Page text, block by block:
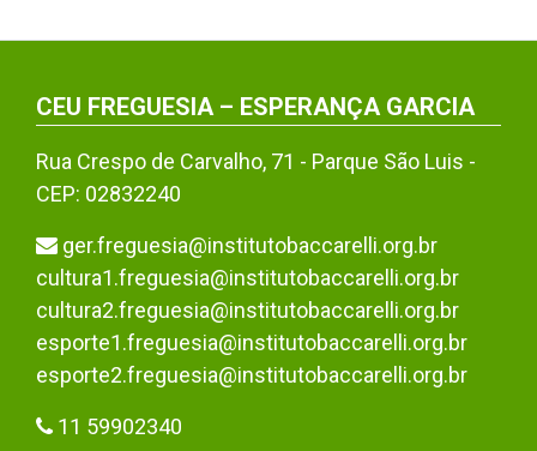
CEU FREGUESIA – ESPERANÇA GARCIA
Rua Crespo de Carvalho, 71 - Parque São Luis -
CEP: 02832240
ger.freguesia@institutobaccarelli.org.br
cultura1.freguesia@institutobaccarelli.org.br
cultura2.freguesia@institutobaccarelli.org.br
esporte1.freguesia@institutobaccarelli.org.br
esporte2.freguesia@institutobaccarelli.org.br
11 59902340